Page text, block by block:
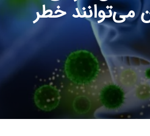
می‌توانند خطر
را افزایش دهند